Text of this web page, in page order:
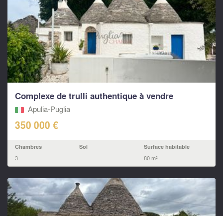
Complexe de trulli authentique à vendre
Apulia-Puglia
350 000 €
Chambres
3
Sol Surface habitable
80 m²